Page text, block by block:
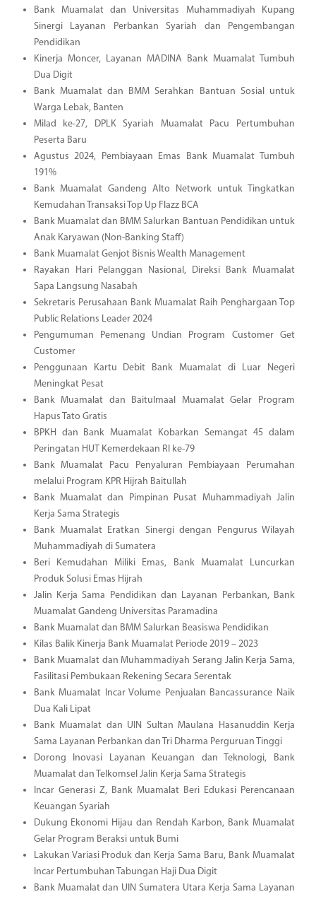
Bank Muamalat dan Universitas Muhammadiyah Kupang
Sinergi Layanan Perbankan Syariah dan Pengembangan
Pendidikan
Kinerja Moncer, Layanan MADINA Bank Muamalat Tumbuh
Dua Digit
Bank Muamalat dan BMM Serahkan Bantuan Sosial untuk
Warga Lebak, Banten
Milad ke-27, DPLK Syariah Muamalat Pacu Pertumbuhan
Peserta Baru
Agustus 2024, Pembiayaan Emas Bank Muamalat Tumbuh
191%
Bank Muamalat Gandeng Alto Network untuk Tingkatkan
Kemudahan Transaksi Top Up Flazz BCA
Bank Muamalat dan BMM Salurkan Bantuan Pendidikan untuk
Anak Karyawan (Non-Banking Staff)
Bank Muamalat Genjot Bisnis Wealth Management
Rayakan Hari Pelanggan Nasional, Direksi Bank Muamalat
Sapa Langsung Nasabah
Sekretaris Perusahaan Bank Muamalat Raih Penghargaan Top
Public Relations Leader 2024
Pengumuman Pemenang Undian Program Customer Get
Customer
Penggunaan Kartu Debit Bank Muamalat di Luar Negeri
Meningkat Pesat
Bank Muamalat dan Baitulmaal Muamalat Gelar Program
Hapus Tato Gratis
BPKH dan Bank Muamalat Kobarkan Semangat 45 dalam
Peringatan HUT Kemerdekaan RI ke-79
Bank Muamalat Pacu Penyaluran Pembiayaan Perumahan
melalui Program KPR Hijrah Baitullah
Bank Muamalat dan Pimpinan Pusat Muhammadiyah Jalin
Kerja Sama Strategis
Bank Muamalat Eratkan Sinergi dengan Pengurus Wilayah
Muhammadiyah di Sumatera
Beri Kemudahan Miliki Emas, Bank Muamalat Luncurkan
Produk Solusi Emas Hijrah
Jalin Kerja Sama Pendidikan dan Layanan Perbankan, Bank
Muamalat Gandeng Universitas Paramadina
Bank Muamalat dan BMM Salurkan Beasiswa Pendidikan
Kilas Balik Kinerja Bank Muamalat Periode 2019 – 2023
Bank Muamalat dan Muhammadiyah Serang Jalin Kerja Sama,
Fasilitasi Pembukaan Rekening Secara Serentak
Bank Muamalat Incar Volume Penjualan Bancassurance Naik
Dua Kali Lipat
Bank Muamalat dan UIN Sultan Maulana Hasanuddin Kerja
Sama Layanan Perbankan dan Tri Dharma Perguruan Tinggi
Dorong Inovasi Layanan Keuangan dan Teknologi, Bank
Muamalat dan Telkomsel Jalin Kerja Sama Strategis
Incar Generasi Z, Bank Muamalat Beri Edukasi Perencanaan
Keuangan Syariah
Dukung Ekonomi Hijau dan Rendah Karbon, Bank Muamalat
Gelar Program Beraksi untuk Bumi
Lakukan Variasi Produk dan Kerja Sama Baru, Bank Muamalat
Incar Pertumbuhan Tabungan Haji Dua Digit
Bank Muamalat dan UIN Sumatera Utara Kerja Sama Layanan